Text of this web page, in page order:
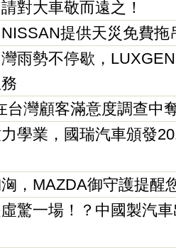
對大車敬而遠之！
提供天災免費拖
雨勢不停歇，
台灣顧客滿意度調查中
學業，國瑞汽車頒發
，MAZDA御守護提醒
驚一場！？中國製汽